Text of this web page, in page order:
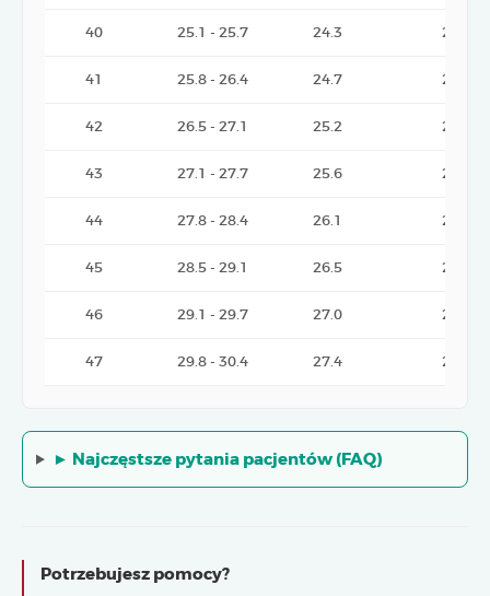
40 25.1 - 25.7 24.3 2.35
41 25.8 - 26.4 24.7 2.40
42 26.5 - 27.1 25.2 2.45
43 27.1 - 27.7 25.6 2.50
44 27.8 - 28.4 26.1 2.55
45 28.5 - 29.1 26.5 2.60
46 29.1 - 29.7 27.0 2.65
47 29.8 - 30.4 27.4 2.70
► Najczęstsze pytania pacjentów (FAQ)
Potrzebujesz pomocy?